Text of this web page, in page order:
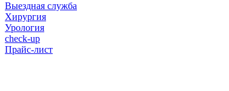
Выездная служба
Хирургия
Урология
check-up
Прайс-лист